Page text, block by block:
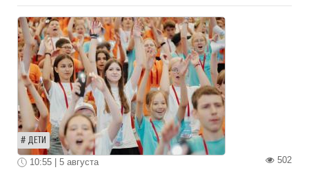
ДЕТИ
502
10:55 | 5 августа